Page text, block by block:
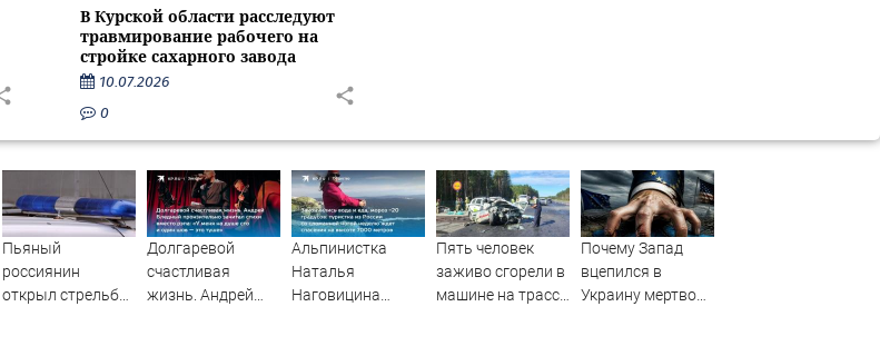
В Курской области расследуют
травмирование рабочего на
стройке сахарного завода
10.07.2026
0
Пьяный
россиянин
открыл стрельбу
Долгаревой
счастливая
жизнь. Андрей
Альпинистка
Наталья
Наговицина
Пять человек
заживо сгорели в
машине на трассе
Почему Запад
вцепился в
Украину мертвой